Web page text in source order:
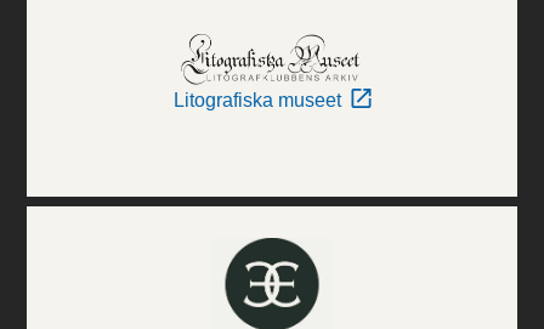
Litografiska museet